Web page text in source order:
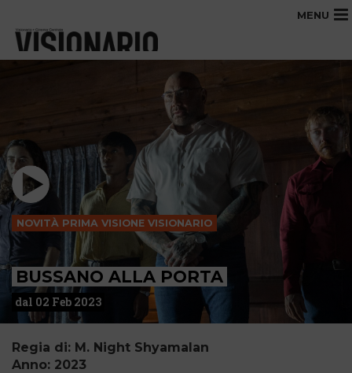
MENU
NOVITÀ PRIMA VISIONE VISIONARIO
BUSSANO ALLA PORTA
dal 02 Feb 2023
Regia di: M. Night Shyamalan
Anno: 2023